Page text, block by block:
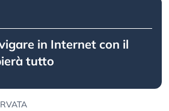
in Internet con il
tutto